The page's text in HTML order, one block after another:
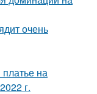
очень
на
г.